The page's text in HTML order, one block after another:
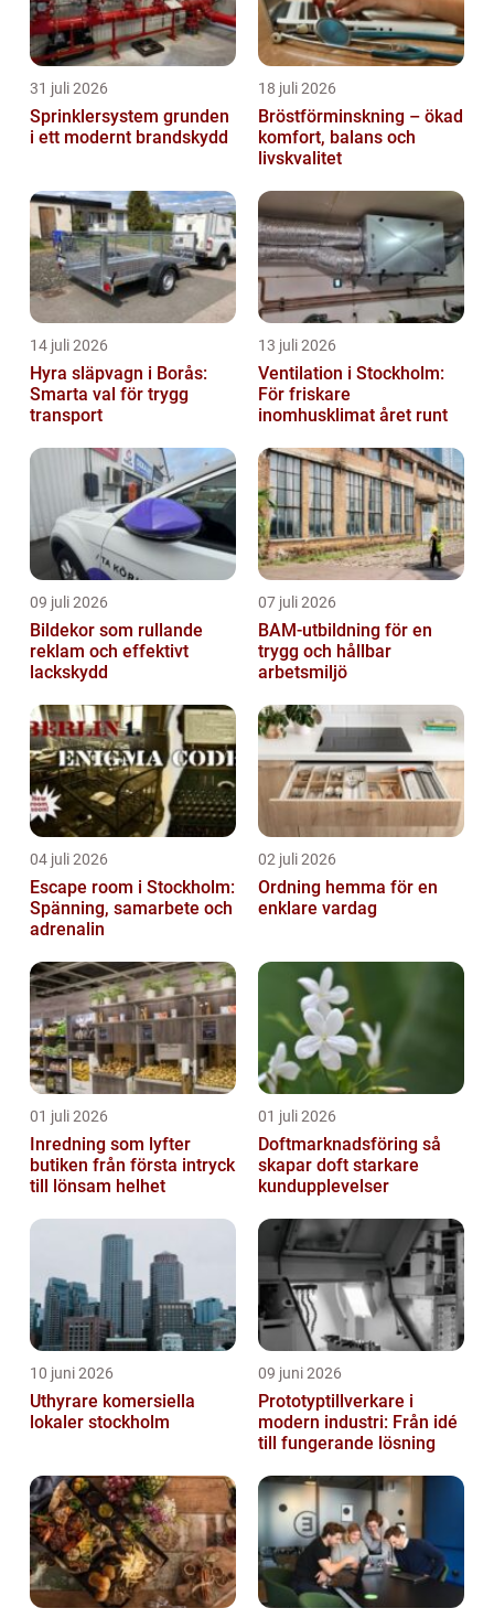
31 juli 2026
Sprinklersystem grunden
i ett modernt brandskydd
18 juli 2026
Bröstförminskning – ökad
komfort, balans och
livskvalitet
14 juli 2026
Hyra släpvagn i Borås:
Smarta val för trygg
transport
13 juli 2026
Ventilation i Stockholm:
För friskare
inomhusklimat året runt
09 juli 2026
Bildekor som rullande
reklam och effektivt
lackskydd
07 juli 2026
BAM-utbildning för en
trygg och hållbar
arbetsmiljö
04 juli 2026
Escape room i Stockholm:
Spänning, samarbete och
adrenalin
02 juli 2026
Ordning hemma för en
enklare vardag
01 juli 2026
Inredning som lyfter
butiken från första intryck
till lönsam helhet
01 juli 2026
Doftmarknadsföring så
skapar doft starkare
kundupplevelser
10 juni 2026
Uthyrare komersiella
lokaler stockholm
09 juni 2026
Prototyptillverkare i
modern industri: Från idé
till fungerande lösning